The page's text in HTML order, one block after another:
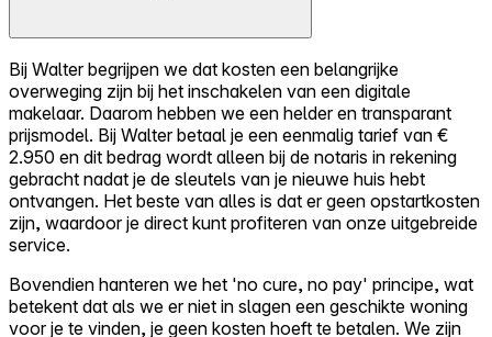
Bij Walter begrijpen we dat kosten een belangrijke
overweging zijn bij het inschakelen van een digitale
makelaar. Daarom hebben we een helder en transparant
prijsmodel. Bij Walter betaal je een eenmalig tarief van €
2.950 en dit bedrag wordt alleen bij de notaris in rekening
gebracht nadat je de sleutels van je nieuwe huis hebt
ontvangen. Het beste van alles is dat er geen opstartkosten
zijn, waardoor je direct kunt profiteren van onze uitgebreide
service.
Bovendien hanteren we het 'no cure, no pay' principe, wat
betekent dat als we er niet in slagen een geschikte woning
voor je te vinden, je geen kosten hoeft te betalen. We zijn